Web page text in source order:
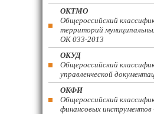
ОКТМО
Общероссийский
территорий
ОК 033-2013
ОКУД
Общероссийский
управленческой
ОКФИ
Общероссийский
финансовых инструментов